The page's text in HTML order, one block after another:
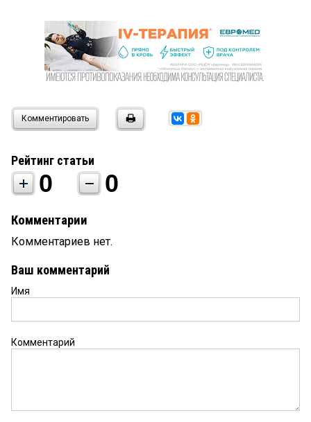
Комментировать
Рейтинг статьи
0 0
Комментарии
Комментариев нет.
Ваш комментарий
Имя
Комментарий